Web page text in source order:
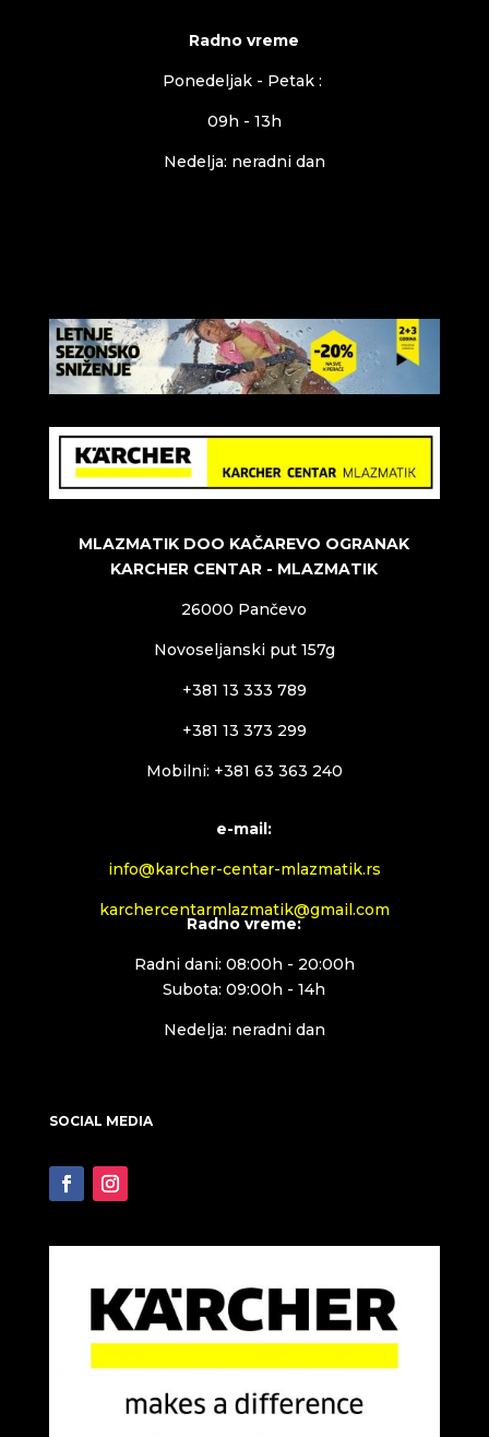
Radno vreme
Ponedeljak - Petak :
09h - 13h
Nedelja: neradni dan
MLAZMATIK DOO KAČAREVO OGRANAK
KARCHER CENTAR - MLAZMATIK
26000 Pančevo
Novoseljanski put 157g
+381 13 333 789
+381 13 373 299
Mobilni: +381 63 363 240
e-mail:
info@karcher-centar-mlazmatik.rs
karchercentarmlazmatik@gmail.com
Radno vreme:
Radni dani: 08:00h - 20:00h
Subota: 09:00h - 14h
Nedelja: neradni dan
SOCIAL MEDIA